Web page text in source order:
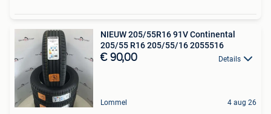
NIEUW 205/55R16 91V Continental
205/55 R16 205/55/16 2055516
€ 90,00 Details
Lommel 4 aug 26